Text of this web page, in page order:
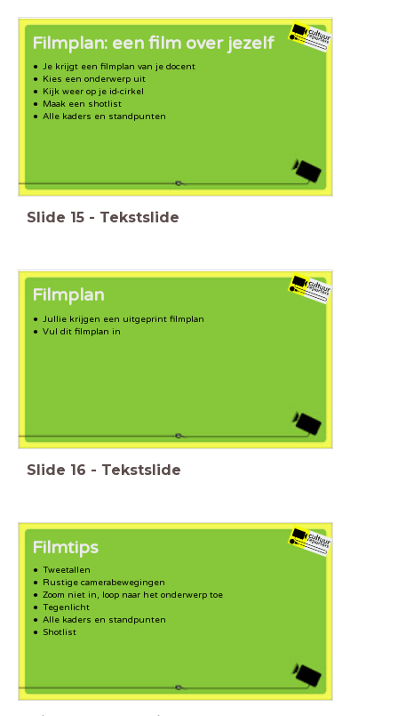
Je krijgt een filmplan van je docent
Kies een onderwerp uit
Kijk weer op je id-cirkel
Maak een shotlist
Alle kaders en standpunten
Filmplan: een film over jezelf
Slide 15 - Tekstslide
Jullie krijgen een uitgeprint filmplan
Vul dit filmplan in
Filmplan
Slide 16 - Tekstslide
Tweetallen
Rustige camerabewegingen
Zoom niet in, loop naar het onderwerp toe
Tegenlicht
Alle kaders en standpunten
Shotlist
Filmtips